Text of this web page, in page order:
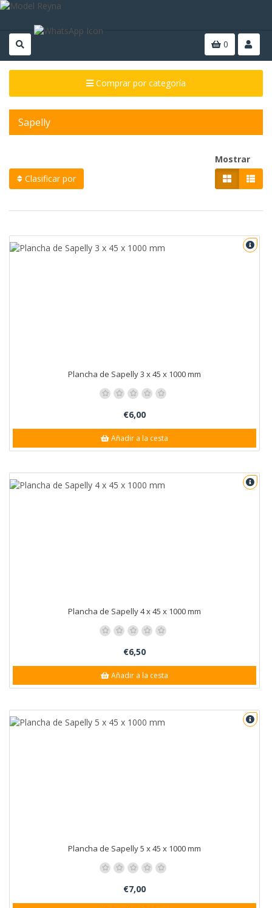
0
Comprar por categoría
Sapelly
Clasificar por
Mostrar
Plancha de Sapelly 3 x 45 x 1000 mm
€6,00
Añadir a la cesta
Plancha de Sapelly 4 x 45 x 1000 mm
€6,50
Añadir a la cesta
Plancha de Sapelly 5 x 45 x 1000 mm
€7,00